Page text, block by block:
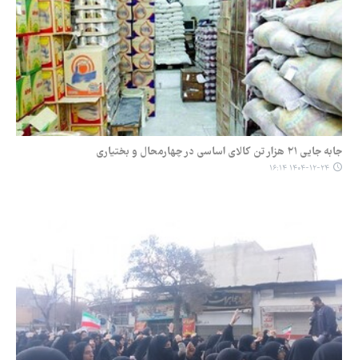
جابه جایی ۲۱ هزار تن کالای اساسی در چهارمحال و بختیاری
۱۴۰۴-۱۲-۲۴ ۱۶:۱۴